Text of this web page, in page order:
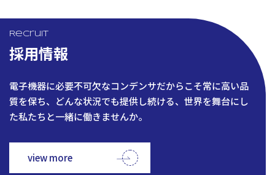
Recruit
採用情報
電子機器に必要不可欠なコンデンサだからこそ常に高い品
質を保ち、どんな状況でも提供し続ける、世界を舞台にし
た私たちと一緒に働きませんか。
view more